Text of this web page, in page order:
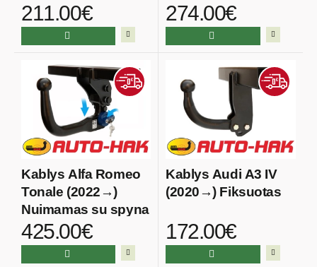
211.00€
spynos
274.00€
Kablys Alfa Romeo
Tonale (2022→)
Nuimamas su spyna
425.00€
Kablys Audi A3 IV
(2020→) Fiksuotas
172.00€